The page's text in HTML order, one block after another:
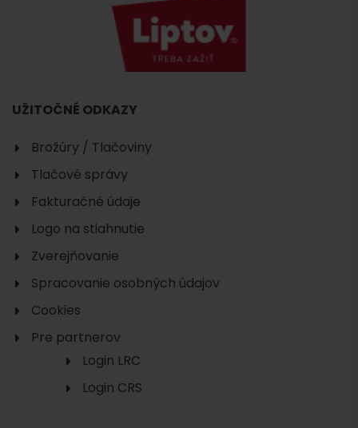
Hľadať
ubytovanie
UŽITOČNÉ ODKAZY
Brožúry / Tlačoviny
Tlačové správy
Fakturačné údaje
Logo na stiahnutie
Zverejňovanie
Spracovanie osobných údajov
Cookies
Pre partnerov
Login LRC
Login CRS